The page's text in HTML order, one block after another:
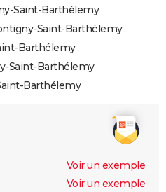
Saint-Barthélemy
Saint-Barthélemy
Barthélemy
Saint-Barthélemy
Barthélemy
Voir un exemple
Voir un exemple